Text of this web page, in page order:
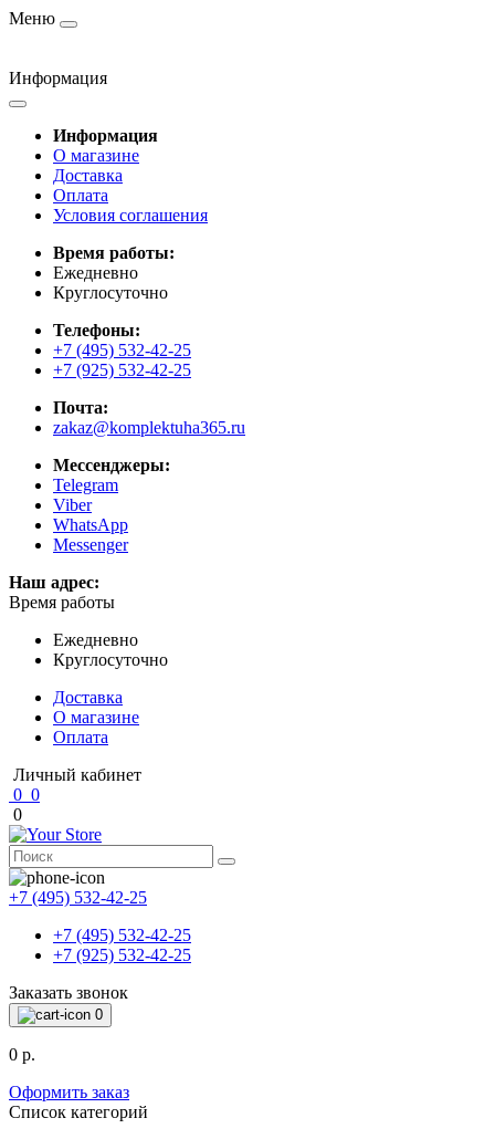
Меню
Информация
Информация
О магазине
Доставка
Оплата
Условия соглашения
Время работы:
Ежедневно
Круглосуточно
Телефоны:
+7 (495) 532-42-25
+7 (925) 532-42-25
Почта:
zakaz@komplektuha365.ru
Мессенджеры:
Telegram
Viber
WhatsApp
Messenger
Наш адрес:
Время работы
Ежедневно
Круглосуточно
Доставка
О магазине
Оплата
Личный кабинет
0 0
0
+7 (495) 532-42-25
+7 (495) 532-42-25
+7 (925) 532-42-25
Заказать звонок
0
0 р.
Оформить заказ
Список категорий